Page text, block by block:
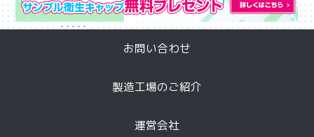
お問い合わせ
製造工場のご紹介
運営会社